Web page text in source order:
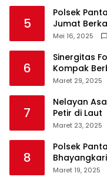
5
Polsek
Jumat
Mei 16, 2025
6
Sinergitas
Maret 29, 2025
7
Nelayan
Petir di Laut
Maret 23, 2025
8
Polsek
Takjil
Maret 19, 2025